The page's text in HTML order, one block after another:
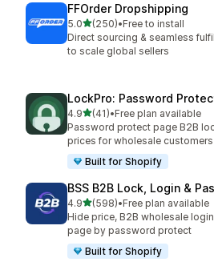
FFOrder Dropshipping
5.0滿分 5 顆星
(250)
共有 250 則評價
•Free to install
Direct sourcing & seamless
to scale global sellers
LockPro: Password
4.9滿分 5 顆星
(41)
共有 41 則評價
•Free plan available
Password protect page B2B
prices for wholesale customers
Built for Shopify
BSS B2B Lock, Login &
4.9滿分 5 顆星
(598)
共有 598 則評價
•Free plan available
Hide price, B2B wholesale
page by password protect
Built for Shopify